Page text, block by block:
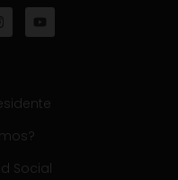
Social